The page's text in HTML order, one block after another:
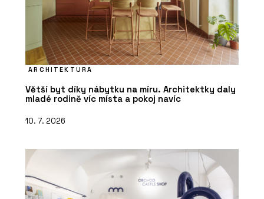
ARCHITEKTURA
Větší byt díky nábytku na míru. Architektky daly
mladé rodině víc místa a pokoj navíc
10. 7. 2026